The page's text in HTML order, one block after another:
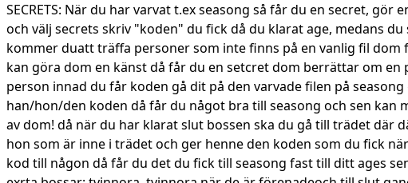
SECRETS: När du har varvat t.ex seasong så får du en secret, gör
och välj secrets skriv "koden" du fick då du klarat age, medans du
kommer duatt träffa personer som inte finns på en vanlig fil dom
kan göra dom en känst då får du en setcret dom berrättar om en
person innad du får koden gå dit på den varvade filen på seasong
han/hon/den koden då får du något bra till seasong och sen kan
av dom! då när du har klarat slut bossen ska du gå till trädet där
hon som är inne i trädet och ger henne den koden som du fick
kod till någon då får du det du fick till seasong fast till ditt ages